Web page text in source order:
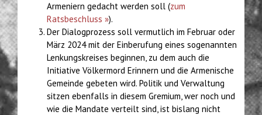
Armeniern gedacht werden soll (zum
Ratsbeschluss »).
Der Dialogprozess soll vermutlich im Februar oder
März 2024 mit der Einberufung eines sogenannten
Lenkungskreises beginnen, zu dem auch die
Initiative Völkermord Erinnern und die Armenische
Gemeinde gebeten wird. Politik und Verwaltung
sitzen ebenfalls in diesem Gremium, wer noch und
wie die Mandate verteilt sind, ist bislang nicht